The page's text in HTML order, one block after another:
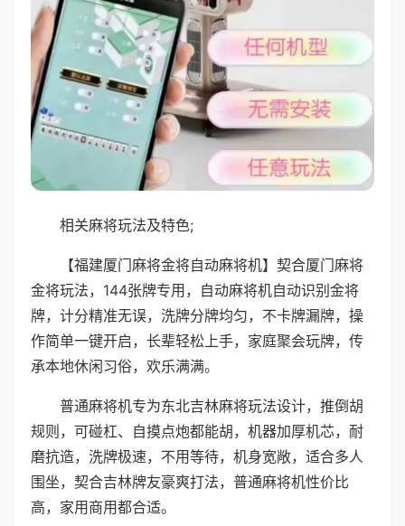
相关麻将玩法及特色;
【福建厦门麻将金将自动麻将机】契合厦门麻将
金将玩法，144张牌专用，自动麻将机自动识别金将
牌，计分精准无误，洗牌分牌均匀，不卡牌漏牌，操
作简单一键开启，长辈轻松上手，家庭聚会玩牌，传
承本地休闲习俗，欢乐满满。
普通麻将机专为东北吉林麻将玩法设计，推倒胡
规则，可碰杠、自摸点炮都能胡，机器加厚机芯，耐
磨抗造，洗牌极速，不用等待，机身宽敞，适合多人
围坐，契合吉林牌友豪爽打法，普通麻将机性价比
高，家用商用都合适。